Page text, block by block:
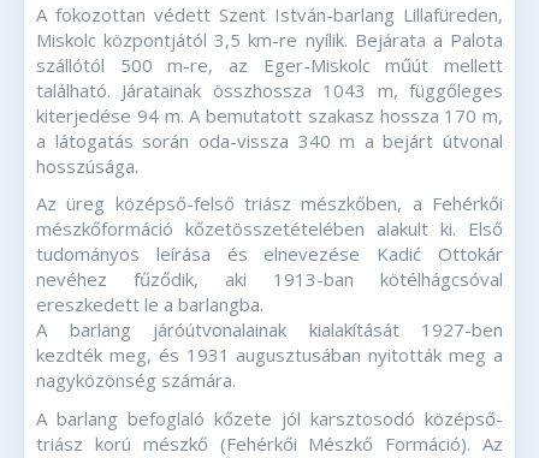
A fokozottan védett Szent István-barlang Lillafüreden,
Miskolc központjától 3,5 km-re nyílik. Bejárata a Palota
szállótól 500 m-re, az Eger-Miskolc műút mellett
található. Járatainak összhossza 1043 m, függőleges
kiterjedése 94 m. A bemutatott szakasz hossza 170 m,
a látogatás során oda-vissza 340 m a bejárt útvonal
hosszúsága.
Az üreg középső-felső triász mészkőben, a Fehérkői
mészkőformáció kőzetösszetételében alakult ki. Első
tudományos leírása és elnevezése Kadić Ottokár
nevéhez fűződik, aki 1913-ban kötélhágcsóval
ereszkedett le a barlangba.
A barlang járóútvonalainak kialakítását 1927-ben
kezdték meg, és 1931 augusztusában nyitották meg a
nagyközönség számára.
A barlang befoglaló kőzete jól karsztosodó középső-
triász korú mészkő (Fehérkői Mészkő Formáció). Az